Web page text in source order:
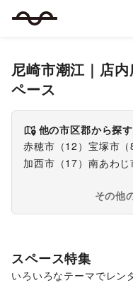
尼崎市潮江 ｜ 店
ペース
他の市区郡から探す
赤穂市 （12 ） 宝塚市 （
加西市 （17） 南あわじ
その他
スペース特集
いろいろなテーマでレン